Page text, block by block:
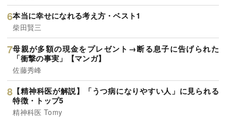
本当に幸せになれる考え方・ベスト1
柴田賢三
母親が多額の現金をプレゼント→断る息子に告げられた
「衝撃の事実」【マンガ】
佐藤秀峰
【精神科医が解説】「うつ病になりやすい人」に見られる
特徴・トップ5
精神科医 Tomy